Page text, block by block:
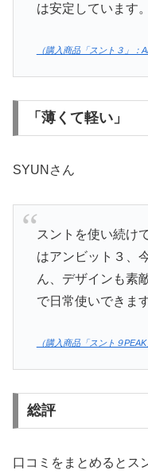
は安定しています
（購入商品「スント３」：
「薄くて軽い」
SYUNさん
スントを使い続け
はアンビット３、
ん、デザインも素
で日常使いできま
（購入商品「スント９
総評
口コミをまとめるとス